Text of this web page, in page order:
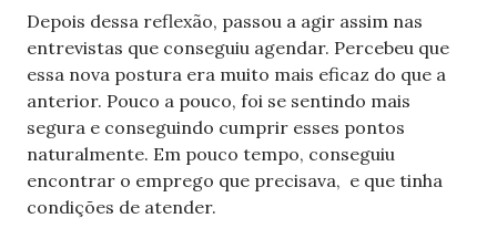
Depois dessa reflexão, passou a agir assim nas
entrevistas que conseguiu agendar. Percebeu que
essa nova postura era muito mais eficaz do que a
anterior. Pouco a pouco, foi se sentindo mais
segura e conseguindo cumprir esses pontos
naturalmente. Em pouco tempo, conseguiu
encontrar o emprego que precisava, e que tinha
condições de atender.